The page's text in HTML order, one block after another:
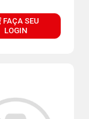
FAÇA SEU
LOGIN